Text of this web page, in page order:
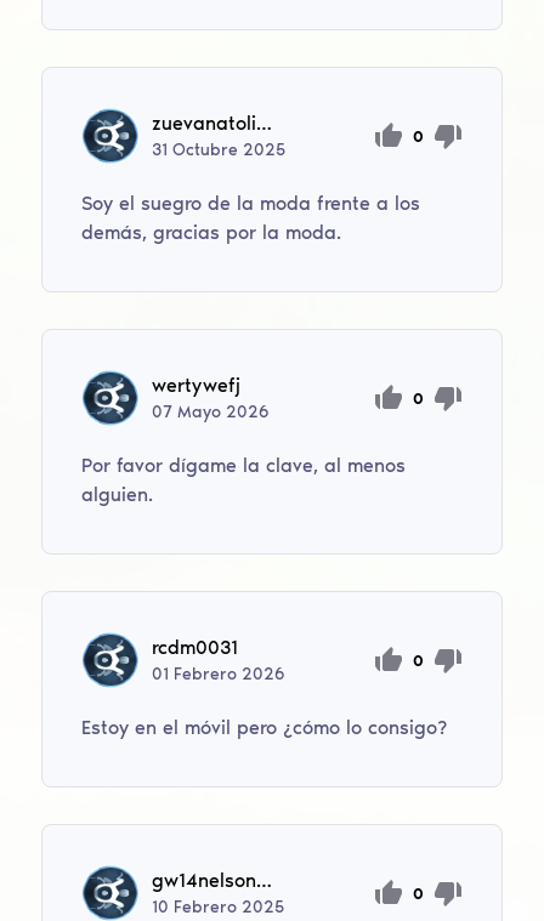
zuevanatoliy06
31Octubre 2025
0
Soy el suegro de la moda frente a los
demás, gracias por la moda.
wertywefj
07Mayo 2026
0
Por favor dígame la clave, al menos
alguien.
rcdm0031
01 Febrero 2026
0
Estoy en el móvil pero ¿cómo lo consigo?
gw14nelsonmark
10 Febrero 2025
0